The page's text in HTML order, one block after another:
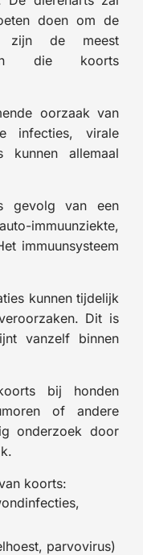
doen om de
zijn de meest
die koorts
oorzaak van
infecties, virale
kunnen allemaal
gevolg van een
immuunziekte,
immuunsysteem
kunnen tijdelijk
Dit is
vanzelf binnen
bij honden
of andere
onderzoek door
koorts:
parvovirus)